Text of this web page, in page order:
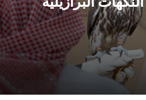
مستوحاة من النكهات البرازيلية